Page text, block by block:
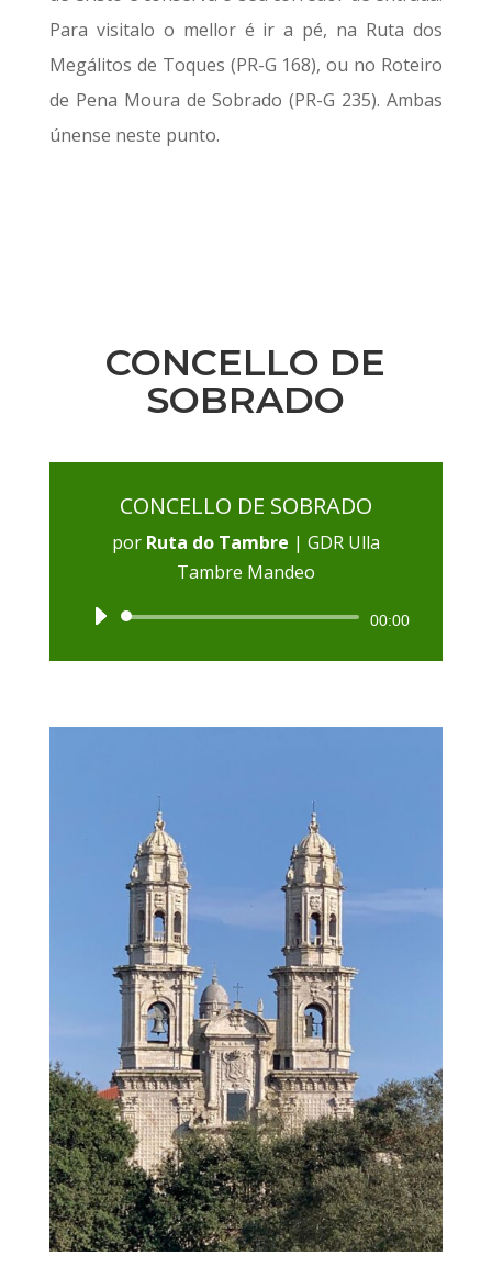
Para visitalo o mellor é ir a pé, na Ruta dos
Megálitos de Toques (PR-G 168), ou no Roteiro
de Pena Moura de Sobrado (PR-G 235). Ambas
únense neste punto.
CONCELLO DE
SOBRADO
CONCELLO DE SOBRADO
por Ruta do Tambre | GDR Ulla
Tambre Mandeo
Reproductor
00:00